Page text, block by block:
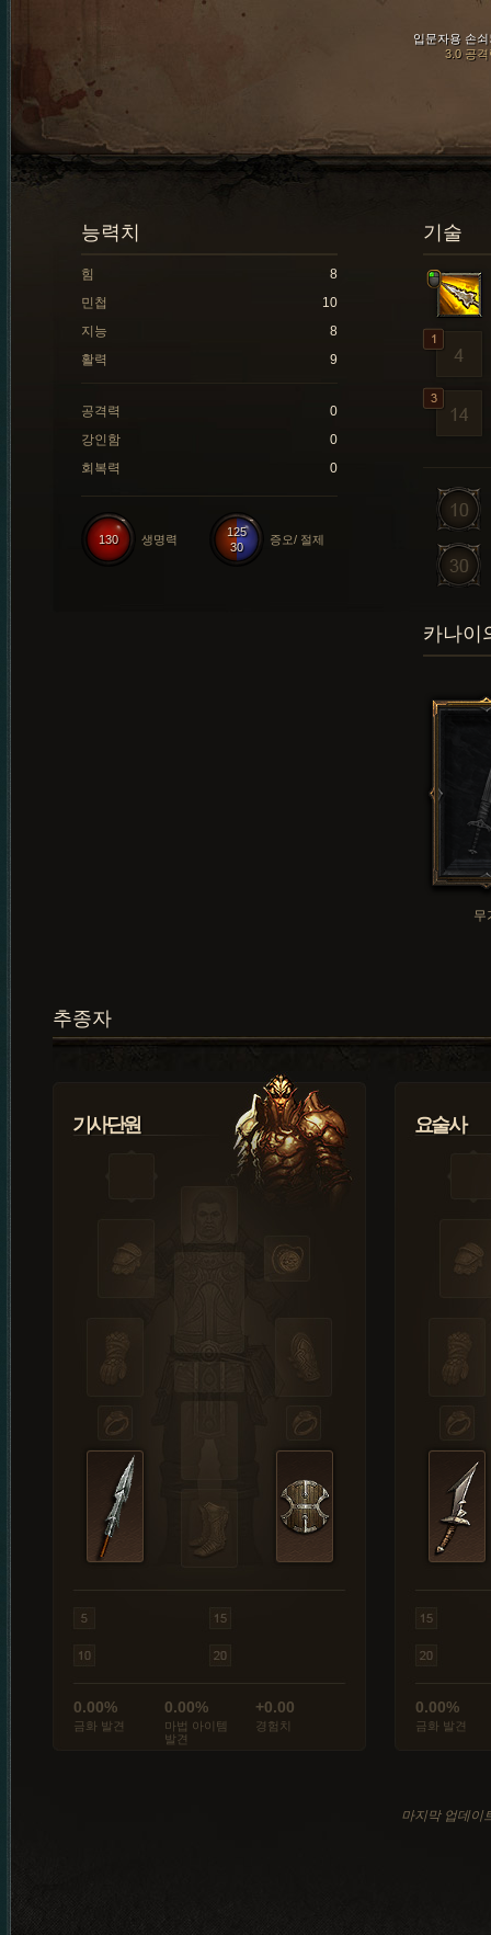
입문자용 손쇠
3.0 공격
기술
능력치
힘
8
민첩
10
지능
8
활력
9
공격력
0
강인함
0
회복력
0
125
30
증오/ 절제
130 생명력
카나이
무
추종자
기사단원
0.00%
금화 발견
0.00%
마법 아이템
발견
+0.00
경험치
요술사
0.00%
금화 발견
마지막 업데이